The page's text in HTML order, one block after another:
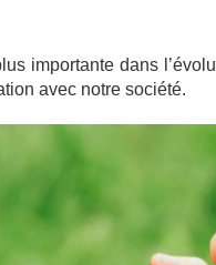
importante dans
avec notre société.